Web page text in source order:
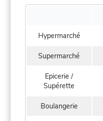
Hypermarché
Supermarché
Epicerie /
Supérette
Boulangerie